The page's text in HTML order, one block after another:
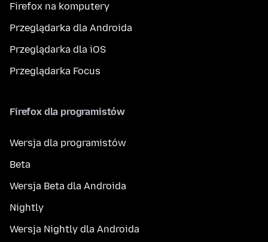
Firefox na komputery
Przeglądarka dla Androida
Przeglądarka dla iOS
Przeglądarka Focus
Firefox dla programistów
Wersja dla programistów
Beta
Wersja Beta dla Androida
Nightly
Wersja Nightly dla Androida